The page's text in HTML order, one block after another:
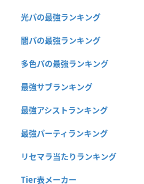
光パの最強ランキング
闇パの最強ランキング
多色パの最強ランキング
最強サブランキング
最強アシストランキング
最強パーティランキング
リセマラ当たりランキング
Tier表メーカー